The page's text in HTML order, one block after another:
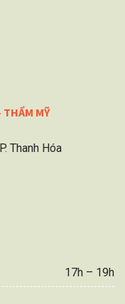
THẨM MỸ
Thanh Hóa
17h – 19h